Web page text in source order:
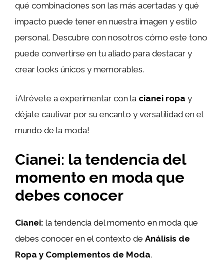
qué combinaciones son las más acertadas y qué
impacto puede tener en nuestra imagen y estilo
personal. Descubre con nosotros cómo este tono
puede convertirse en tu aliado para destacar y
crear looks únicos y memorables.
¡Atrévete a experimentar con la cianei ropa y
déjate cautivar por su encanto y versatilidad en el
mundo de la moda!
Cianei: la tendencia del
momento en moda que
debes conocer
Cianei: la tendencia del momento en moda que
debes conocer en el contexto de Análisis de
Ropa y Complementos de Moda.